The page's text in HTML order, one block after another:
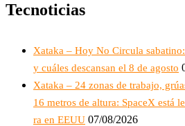
Tecnoticias
Xataka – Hoy No Circula
y cuáles descansan el 8 de agosto
Xataka – 24 zonas de trabajo,
16 metros de altura: SpaceX está
ra en EEUU 07/08/2026